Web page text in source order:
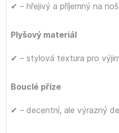
✔
Plyšový materiál
– hřejivý a příjemný na
✔
Bouclé příze
– stylová textura pro
✔ – decentní, ale výrazný